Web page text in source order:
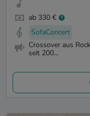
ab 330 €
SofaConcert
Crossover aus
seit 200...